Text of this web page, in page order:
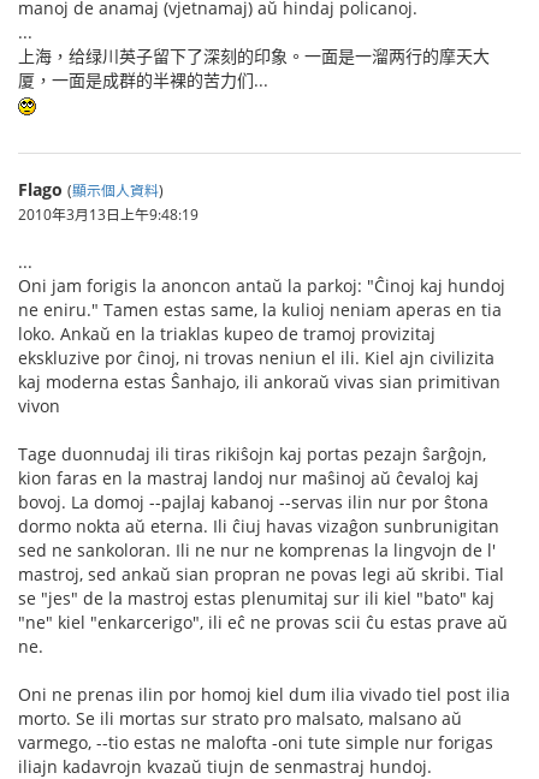
manoj de anamaj (vjetnamaj) aŭ hindaj policanoj.
...
上海，给绿川英子留下了深刻的印象。一面是一溜两行的摩天大
厦，一面是成群的半裸的苦力们...
Flago (顯示個人資料)
2010年3月13日上午9:48:19
...
Oni jam forigis la anoncon antaŭ la parkoj: "Ĉinoj kaj hundoj
ne eniru." Tamen estas same, la kulioj neniam aperas en tia
loko. Ankaŭ en la triaklas kupeo de tramoj provizitaj
ekskluzive por ĉinoj, ni trovas neniun el ili. Kiel ajn civilizita
kaj moderna estas Ŝanhajo, ili ankoraŭ vivas sian primitivan
vivon
Tage duonnudaj ili tiras rikiŝojn kaj portas pezajn ŝarĝojn,
kion faras en la mastraj landoj nur maŝinoj aŭ ĉevaloj kaj
bovoj. La domoj --pajlaj kabanoj --servas ilin nur por ŝtona
dormo nokta aŭ eterna. Ili ĉiuj havas vizaĝon sunbrunigitan
sed ne sankoloran. Ili ne nur ne komprenas la lingvojn de l'
mastroj, sed ankaŭ sian propran ne povas legi aŭ skribi. Tial
se "jes" de la mastroj estas plenumitaj sur ili kiel "bato" kaj
"ne" kiel "enkarcerigo", ili eĉ ne provas scii ĉu estas prave aŭ
ne.
Oni ne prenas ilin por homoj kiel dum ilia vivado tiel post ilia
morto. Se ili mortas sur strato pro malsato, malsano aŭ
varmego, --tio estas ne malofta -oni tute simple nur forigas
iliajn kadavrojn kvazaŭ tiujn de senmastraj hundoj.